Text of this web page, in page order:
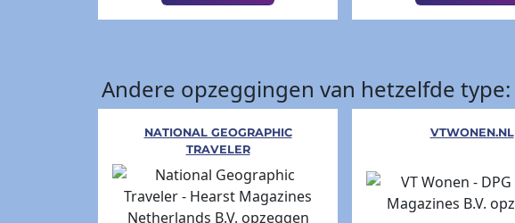
Andere opzeggingen van hetzelfde type:
NATIONAL GEOGRAPHIC
TRAVELER
VTWONEN.NL